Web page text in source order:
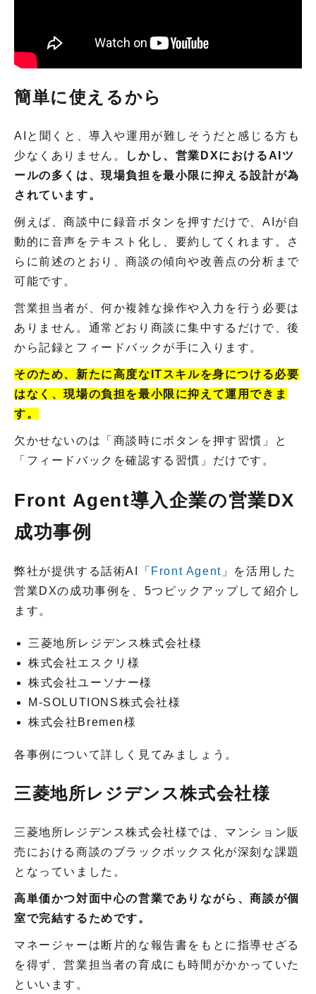
簡単に使えるから
AIと聞くと、導入や運用が難しそうだと感じる方も
少なくありません。
しかし、営業DXにおけるAIツ
ールの多くは、現場負担を最小限に抑える設計が為
されています。
例えば、商談中に録音ボタンを押すだけで、AIが自
動的に音声をテキスト化し、要約してくれます。さ
らに前述のとおり、商談の傾向や改善点の分析まで
可能です。
営業担当者が、何か複雑な操作や入力を行う必要は
ありません。通常どおり商談に集中するだけで、後
から記録とフィードバックが手に入ります。
そのため、新たに高度なITスキルを身につける必要
はなく、現場の負担を最小限に抑えて運用できま
す。
欠かせないのは「商談時にボタンを押す習慣」と
「フィードバックを確認する習慣」だけです。
Front Agent導入企業の営業DX
成功事例
弊社が提供する話術AI「 Front Agent 」を活用した
営業DXの成功事例を、5つピックアップして紹介し
ます。
三菱地所レジデンス株式会社様
株式会社エスクリ様
株式会社ユーソナー様
M-SOLUTIONS株式会社様
株式会社Bremen様
各事例について詳しく見てみましょう。
三菱地所レジデンス株式会社様
三菱地所レジデンス株式会社様では、マンション販
売における商談のブラックボックス化が深刻な課題
となっていました。
高単価かつ対面中心の営業でありながら、商談が個
室で完結するためです。
マネージャーは断片的な報告書をもとに指導せざる
を得ず、営業担当者の育成にも時間がかかっていた
といいます。